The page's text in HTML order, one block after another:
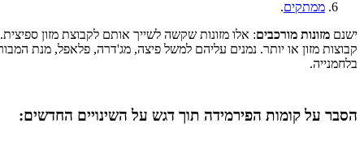
ממתקים.
ישנם מזונות מורכבים: אלו מזונות שקשה לשייך אותם לקבוצת מזון
קבוצות מזון או יותר. נמנים עליהם למשל פיצה, מג'דרה, פלאפל, מנת
בלחמנייה.
הסבר על קומות הפירמידה תוך דגש על השינויים החדשים: